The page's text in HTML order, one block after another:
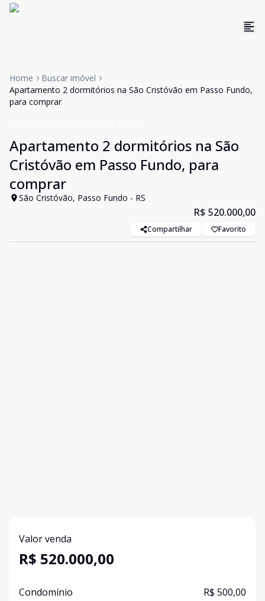
Home
Buscar imóvel
Apartamento 2 dormitórios na São Cristóvão em Passo Fundo,
para comprar
Apartamento 2 dormitórios na São
Cristóvão em Passo Fundo, para
comprar
São Cristóvão, Passo Fundo - RS
R$ 520.000,00
Compartilhar Favorito
Valor venda
R$ 520.000,00
Condomínio R$ 500,00